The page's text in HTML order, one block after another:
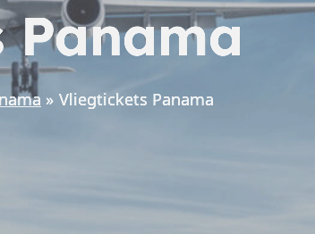
Vliegtickets Panama